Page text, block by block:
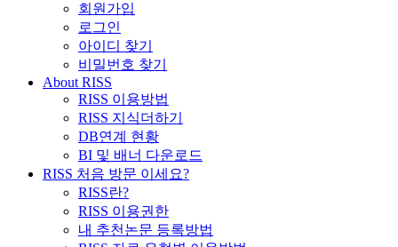
회원가입
로그인
아이디 찾기
비밀번호 찾기
About RISS
RISS 이용방법
RISS 지식더하기
DB연계 현황
BI 및 배너 다운로드
RISS 처음 방문 이세요?
RISS란?
RISS 이용권한
내 추천논문 등록방법